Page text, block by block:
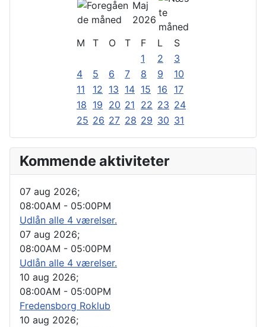
Maj
2026
M
T O T F L
S
1
2
3
4
5 6 7 8 9
10
11
12 13 14 15 16
17
18 19 20 21 22 23 24
25 26 27 28 29 30 31
Kommende aktiviteter
07 aug 2026;
08:00AM - 05:00PM
Udlån alle 4 værelser.
07 aug 2026;
08:00AM - 05:00PM
Udlån alle 4 værelser.
10 aug 2026;
08:00AM - 05:00PM
Fredensborg Roklub
10 aug 2026;